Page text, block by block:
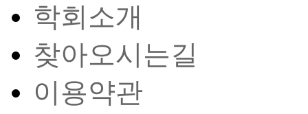
학회소개
찾아오시는길
이용약관